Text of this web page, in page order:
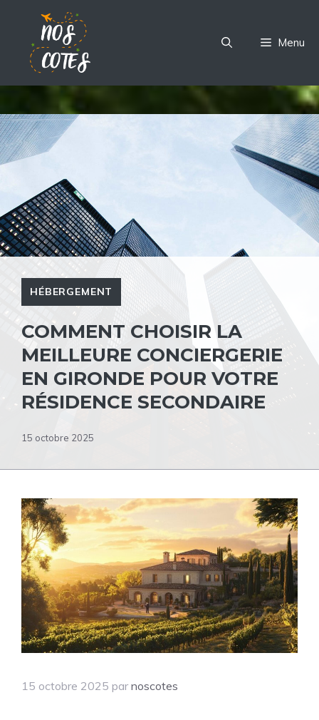
contenu
Menu
HÉBERGEMENT
COMMENT CHOISIR LA
MEILLEURE CONCIERGERIE
EN GIRONDE POUR VOTRE
RÉSIDENCE SECONDAIRE
15 octobre 2025
15 octobre 2025 par noscotes